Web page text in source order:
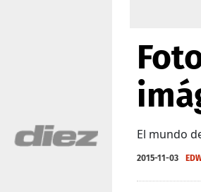
El mundo
2015-11-03